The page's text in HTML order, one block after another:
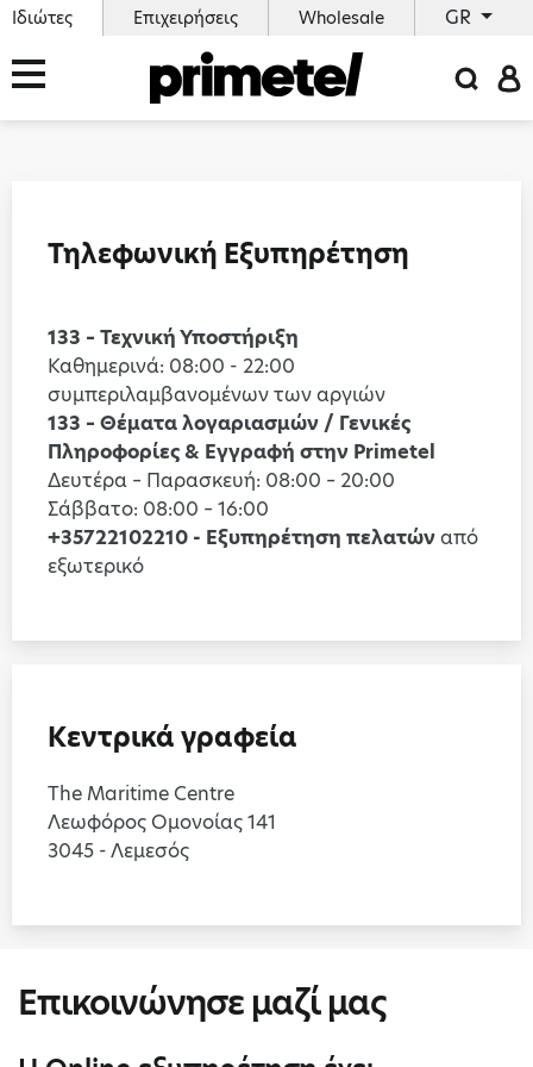
Ιδιώτες Επιχειρήσεις Wholesale GR
Τηλεφωνική Εξυπηρέτηση
133 – Τεχνική Υποστήριξη
Καθημερινά: 08:00 - 22:00
συμπεριλαμβανομένων των αργιών
133 – Θέματα λογαριασμών / Γενικές
Πληροφορίες & Εγγραφή στην Primetel
Δευτέρα – Παρασκευή: 08:00 – 20:00
Σάββατο: 08:00 – 16:00
+35722102210 - Εξυπηρέτηση πελατώναπό
εξωτερικό
Κεντρικά γραφεία
The Maritime Centre
Λεωφόρος Ομονοίας 141
3045 - Λεμεσός
Επικοινώνησε μαζί μας